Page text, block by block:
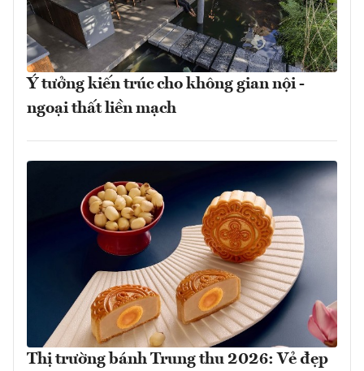
Ý tưởng kiến trúc cho không gian nội -
ngoại thất liền mạch
Thị trường bánh Trung thu 2026: Vẻ đẹp